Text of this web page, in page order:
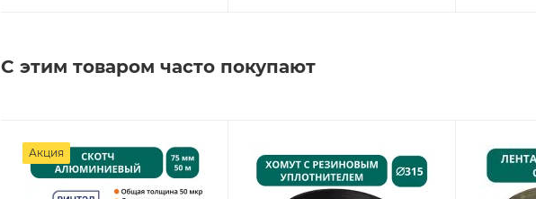
С этим товаром часто покупают
Акция